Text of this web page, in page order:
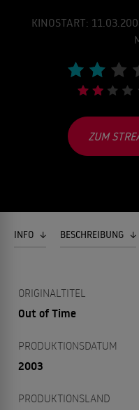
KINOSTART:
ZUM
INFO BESCHREIBUNG
ORIGINALTITEL
Out of Time
PRODUKTIONSDATUM
2003
PRODUKTIONSLAND